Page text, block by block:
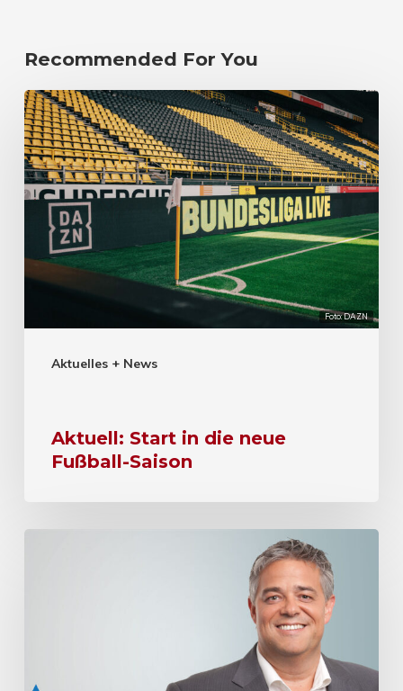
Recommended For You
Foto: DAZN
Aktuelles + News
Aktuell: Start in die neue
Fußball-Saison